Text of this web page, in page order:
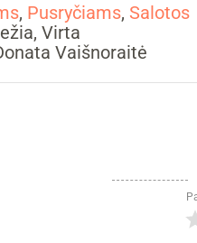
, Pusryčiams, Salotos
​Virta
Vaišnoraitė